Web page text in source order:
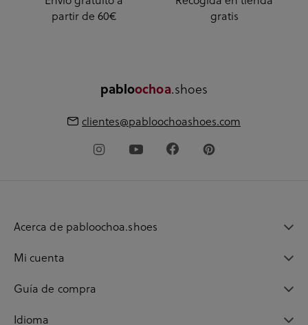
partir de 60€
gratis
pabloochoa.shoes
clientes@pabloochoashoes.com
Acerca de pabloochoa.shoes
Mi cuenta
Guía de compra
Idioma